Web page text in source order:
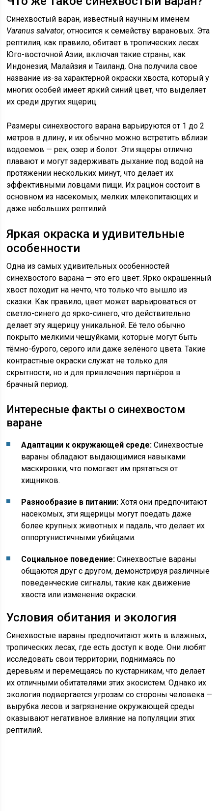
Синехвостый варан, известный научным именем
Varanus salvator, относится к семейству варановых. Эта
рептилия, как правило, обитает в тропических лесах
Юго-восточной Азии, включая такие страны, как
Индонезия, Малайзия и Таиланд. Она получила свое
название из-за характерной окраски хвоста, который у
многих особей имеет яркий синий цвет, что выделяет
их среди других ящериц.
Размеры синехвостого варана варьируются от 1 до 2
метров в длину, и их обычно можно встретить вблизи
водоемов — рек, озер и болот. Эти ящеры отлично
плавают и могут задерживать дыхание под водой на
протяжении нескольких минут, что делает их
эффективными ловцами пищи. Их рацион состоит в
основном из насекомых, мелких млекопитающих и
даже небольших рептилий.
Яркая окраска и удивительные
особенности
Одна из самых удивительных особенностей
синехвостого варана — это его цвет. Ярко окрашенный
хвост походит на нечто, что только что вышло из
сказки. Как правило, цвет может варьироваться от
светло-синего до ярко-синего, что действительно
делает эту ящерицу уникальной. Её тело обычно
покрыто мелкими чешуйками, которые могут быть
тёмно-бурого, серого или даже зелёного цвета. Такие
контрастные окраски служат не только для
скрытности, но и для привлечения партнёров в
брачный период.
Интересные факты о синехвостом
варане
Адаптации к окружающей среде: Синехвостые
вараны обладают выдающимися навыками
маскировки, что помогает им прятаться от
хищников.
Разнообразие в питании: Хотя они предпочитают
насекомых, эти ящерицы могут поедать даже
более крупных животных и падаль, что делает их
оппортунистичными убийцами.
Социальное поведение: Синехвостые вараны
общаются друг с другом, демонстрируя различные
поведенческие сигналы, такие как движение
хвоста или изменение окраски.
Условия обитания и экология
Синехвостые вараны предпочитают жить в влажных,
тропических лесах, где есть доступ к воде. Они любят
исследовать свои территории, поднимаясь по
деревьям и перемещаясь по кустарникам, что делает
их отличными обитателями этих экосистем. Однако их
экология подвергается угрозам со стороны человека —
вырубка лесов и загрязнение окружающей среды
оказывают негативное влияние на популяции этих
рептилий.